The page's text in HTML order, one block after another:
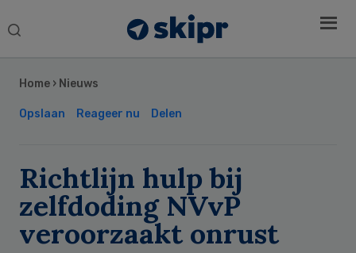
Search
Home › Nieuws
Opslaan Reageer nu Delen
Richtlijn hulp bij
zelfdoding NVvP
veroorzaakt onrust
Sidebar